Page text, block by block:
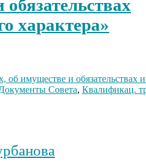
характера»
об имуществе и обязательствах
Совета, Квалификац.